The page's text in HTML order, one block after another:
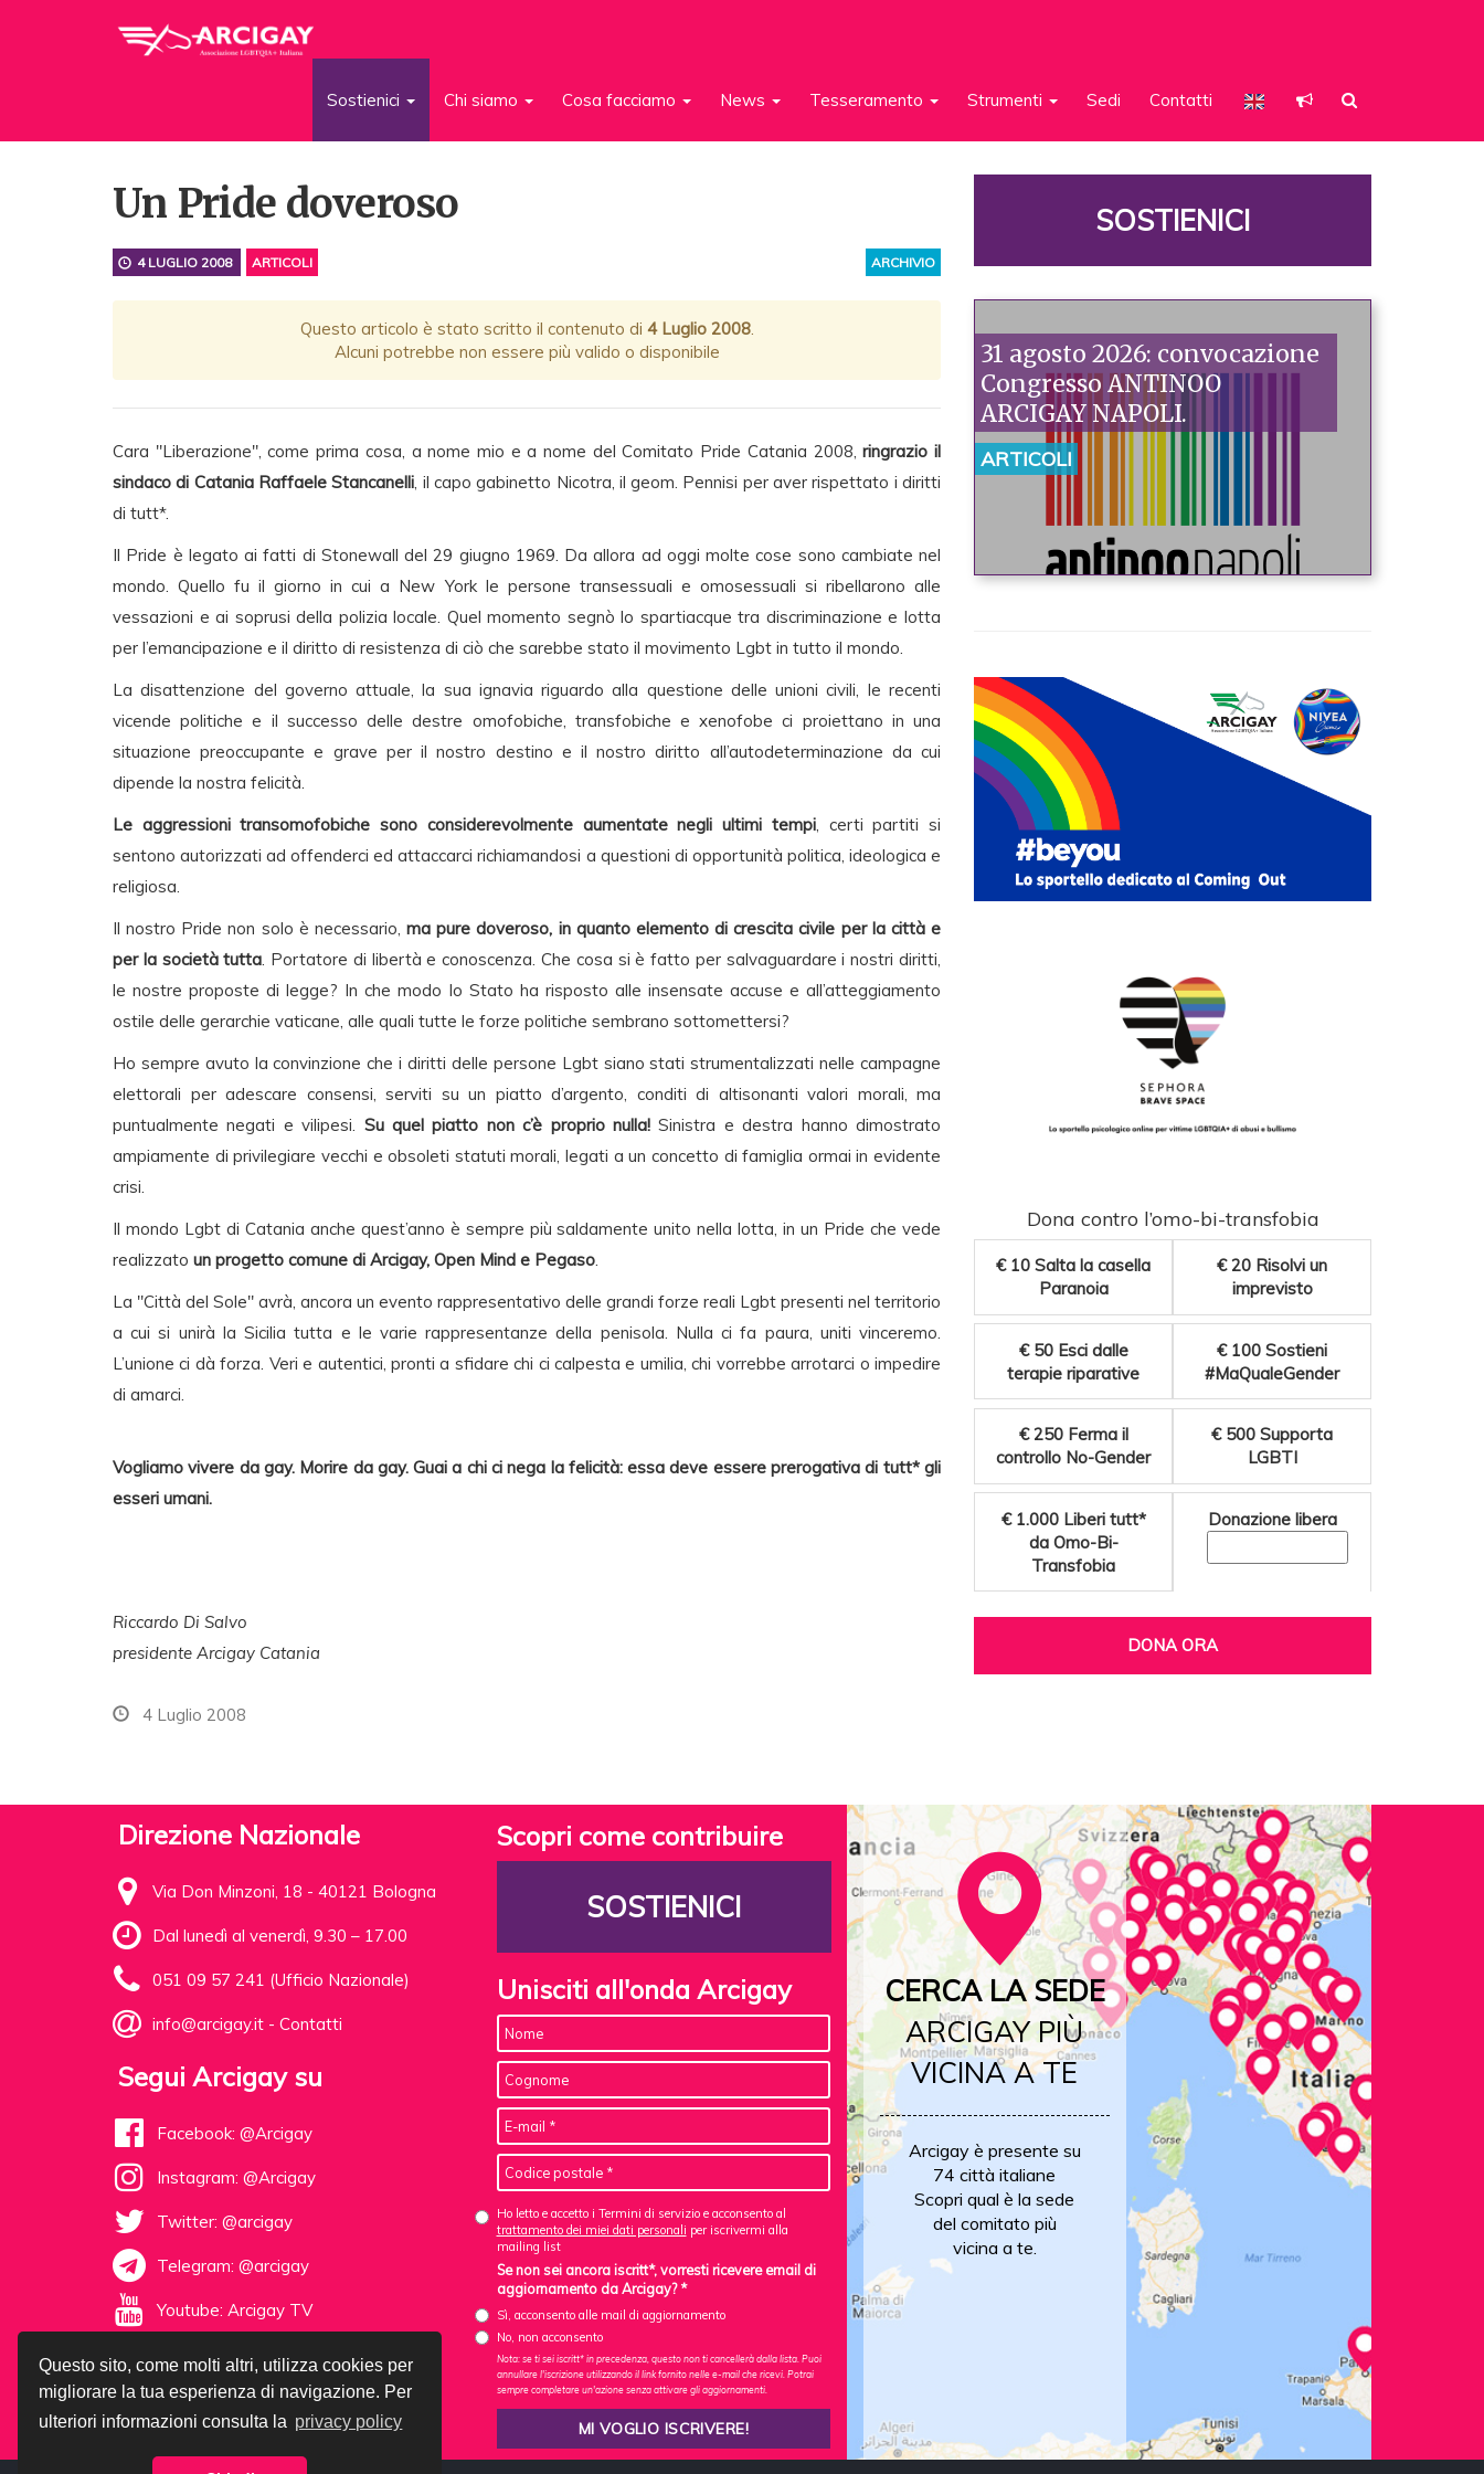
Questo sito, come molti altri, utilizza cookies per
migliorare la tua esperienza di navigazione. Per
ulteriori informazioni consulta la privacy policy
Sostienici Chi siamo Cosa facciamo News Tesseramento Strumenti Sedi Contatti
Un Pride doveroso
ARCHIVIO
4 LUGLIO 2008 ARTICOLI
Questo articolo è stato scritto il contenuto di 4 Luglio 2008.
Alcuni potrebbe non essere più valido o disponibile
Cara "Liberazione", come prima cosa, a nome mio e a nome del Comitato Pride Catania 2008,ringrazio il
sindaco di Catania Raffaele Stancanelli, il capo gabinetto Nicotra, il geom. Pennisi per aver rispettato i diritti
di tutt*.
Il Pride è legato ai fatti di Stonewall del 29 giugno 1969. Da allora ad oggi molte cose sono cambiate nel
mondo. Quello fu il giorno in cui a New York le persone transessuali e omosessuali si ribellarono alle
vessazioni e ai soprusi della polizia locale. Quel momento segnò lo spartiacque tra discriminazione e lotta
per l’emancipazione e il diritto di resistenza di ciò che sarebbe stato il movimento Lgbt in tutto il mondo.
La disattenzione del governo attuale, la sua ignavia riguardo alla questione delle unioni civili, le recenti
vicende politiche e il successo delle destre omofobiche, transfobiche e xenofobe ci proiettano in una
situazione preoccupante e grave per il nostro destino e il nostro diritto all’autodeterminazione da cui
dipende la nostra felicità.
Le aggressioni transomofobiche sono considerevolmente aumentate negli ultimi tempi, certi partiti si
sentono autorizzati ad offenderci ed attaccarci richiamandosi a questioni di opportunità politica, ideologica e
religiosa.
Il nostro Pride non solo è necessario,ma pure doveroso, in quanto elemento di crescita civile per la città e
per la società tutta. Portatore di libertà e conoscenza. Che cosa si è fatto per salvaguardare i nostri diritti,
le nostre proposte di legge? In che modo lo Stato ha risposto alle insensate accuse e all’atteggiamento
ostile delle gerarchie vaticane, alle quali tutte le forze politiche sembrano sottomettersi?
Ho sempre avuto la convinzione che i diritti delle persone Lgbt siano stati strumentalizzati nelle campagne
elettorali per adescare consensi, serviti su un piatto d’argento, conditi di altisonanti valori morali, ma
puntualmente negati e vilipesi. Su quel piatto non c’è proprio nulla! Sinistra e destra hanno dimostrato
ampiamente di privilegiare vecchi e obsoleti statuti morali, legati a un concetto di famiglia ormai in evidente
crisi.
Il mondo Lgbt di Catania anche quest’anno è sempre più saldamente unito nella lotta, in un Pride che vede
realizzato un progetto comune di Arcigay, Open Mind e Pegaso.
La "Città del Sole" avrà, ancora un evento rappresentativo delle grandi forze reali Lgbt presenti nel territorio
a cui si unirà la Sicilia tutta e le varie rappresentanze della penisola. Nulla ci fa paura, uniti vinceremo.
L’unione ci dà forza. Veri e autentici, pronti a sfidare chi ci calpesta e umilia, chi vorrebbe arrotarci o impedire
di amarci.
Vogliamo vivere da gay. Morire da gay. Guai a chi ci nega la felicità: essa deve essere prerogativa di tutt* gli
esseri umani.
Riccardo Di Salvo
presidente Arcigay Catania
4 Luglio 2008
SOSTIENICI
31 agosto 2026: convocazione
Congresso ANTINOO
ARCIGAY NAPOLI.
ARTICOLI
Dona contro l’omo-bi-transfobia
€ 10 Salta la casella
Paranoia
€ 20 Risolvi un
imprevisto
€ 50 Esci dalle
terapie riparative
€ 100 Sostieni
#MaQualeGender
€ 250 Ferma il
controllo No-Gender
€ 500 Supporta
LGBTI
€ 1.000 Liberi tutt*
da Omo-Bi-
Transfobia
Donazione libera
DONA ORA
Direzione Nazionale
Via Don Minzoni, 18 - 40121 Bologna
Dal lunedì al venerdì, 9.30 – 17.00
051 09 57 241 (Ufficio Nazionale)
info@arcigay.it - Contatti
Segui Arcigay su
Facebook: @Arcigay
Instagram: @Arcigay
Twitter: @arcigay
Telegram: @arcigay
Youtube: Arcigay TV
Scopri come contribuire
SOSTIENICI
Unisciti all'onda Arcigay
Ho letto e accetto i Termini di servizio e acconsento al
trattamento dei miei dati personali per iscrivermi alla
mailing list
Se non sei ancora iscritt*, vorresti ricevere email di
aggiornamento da Arcigay? *
Sì, acconsento alle mail di aggiornamento
No, non acconsento
Nota: se ti sei iscritt* in precedenza, questo non ti cancellerà dalla lista. Puoi
annullare l'iscrizione utilizzando il link fornito nelle e-mail che ricevi. Potrai
sempre completare un'azione senza attivare gli aggiornamenti.
CERCA LA SEDE
ARCIGAY PIÙ
VICINA A TE
Arcigay è presente su
74 città italiane
Scopri qual è la sede
del comitato più
vicina a te.